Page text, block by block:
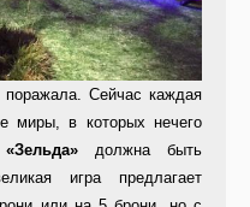
Сейчас каждая
миры, в которых нечего
«Зельда» должна быть
игра предлагает